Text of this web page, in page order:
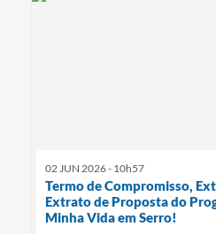
02 JUN 2026 - 10h57
Termo de Compromisso,
Extrato de Proposta do
Minha Vida em Serro!